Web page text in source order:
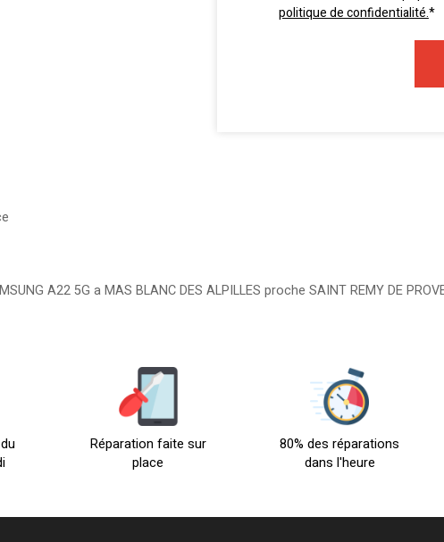
politique de confidentialité.*
A22 5G a MAS BLANC DES ALPILLES proche SAINT REMY DE
Réparation faite sur
place
80% des réparations
dans l'heure